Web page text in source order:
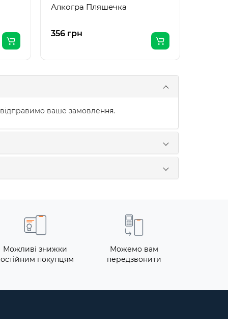
Алкогра Пляшечка
356 грн
ваше замовлення.
Можливі знижки
покупцям
Можемо вам
передзвонити